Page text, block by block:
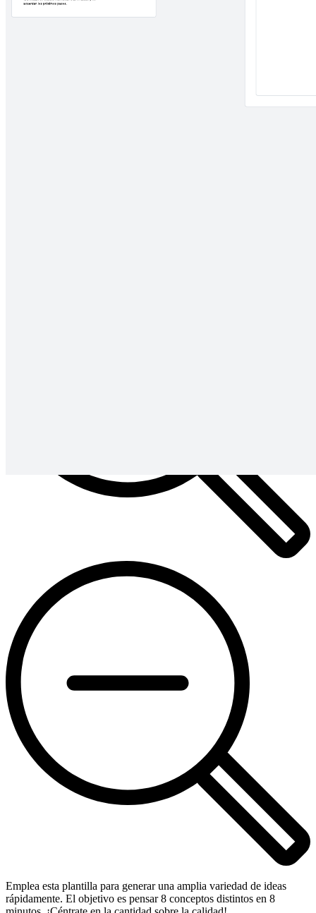
Emplea esta plantilla para generar una amplia variedad de ideas
rápidamente. El objetivo es pensar 8 conceptos distintos en 8